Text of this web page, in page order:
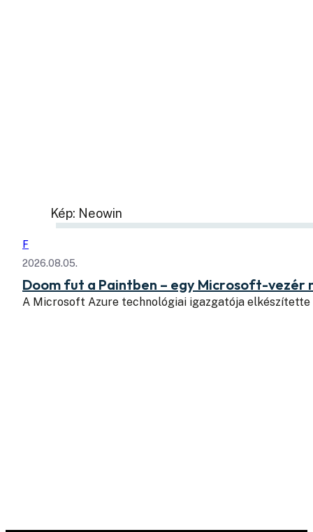
Kép: Neowin
F
2026.08.05.
Doom fut a Paintben – egy Microsoft-vezér
A Microsoft Azure technológiai igazgatója elkészítette